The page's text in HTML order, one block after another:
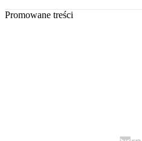
Promowane treści